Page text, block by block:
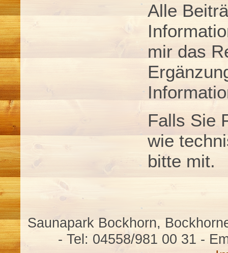
Alle
mir das
Falls Sie
wie
bitte mit.
Saunapark Bockhorn,
- Tel: 04558/981 00 31 -